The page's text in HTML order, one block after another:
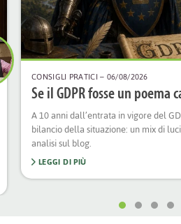
CONSIGLI PRATICI– 06/08/2026
Se il GDPR fosse un poema
A 10 anni dall’entrata in vigore del
bilancio della situazione: un mix di
analisi sul blog.
LEGGI DI PIÙ